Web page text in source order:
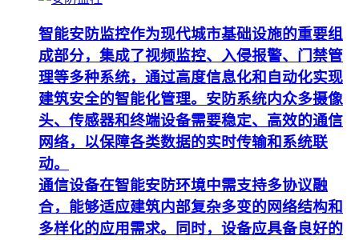
智能安防监控作为现代城市基础设施的重要组
成部分，集成了视频监控、入侵报警、门禁管
理等多种系统，通过高度信息化和自动化实现
建筑安全的智能化管理。安防系统内众多摄像
头、传感器和终端设备需要稳定、高效的通信
网络，以保障各类数据的实时传输和系统联
动。
通信设备在智能安防环境中需支持多协议融
合，能够适应建筑内部复杂多变的网络结构和
多样化的应用需求。同时，设备应具备良好的